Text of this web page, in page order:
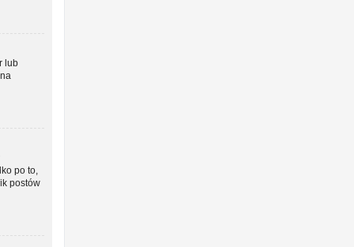
lub
po to,
postów